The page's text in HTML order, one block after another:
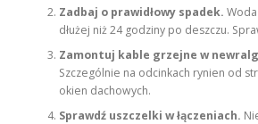
Zadbaj o prawidłowy spadek.
dłużej niż 24 godziny po deszczu.
Zamontuj kable grzejne w
Szczególnie na odcinkach rynien od
okien dachowych.
Sprawdź uszczelki w łączeniach.